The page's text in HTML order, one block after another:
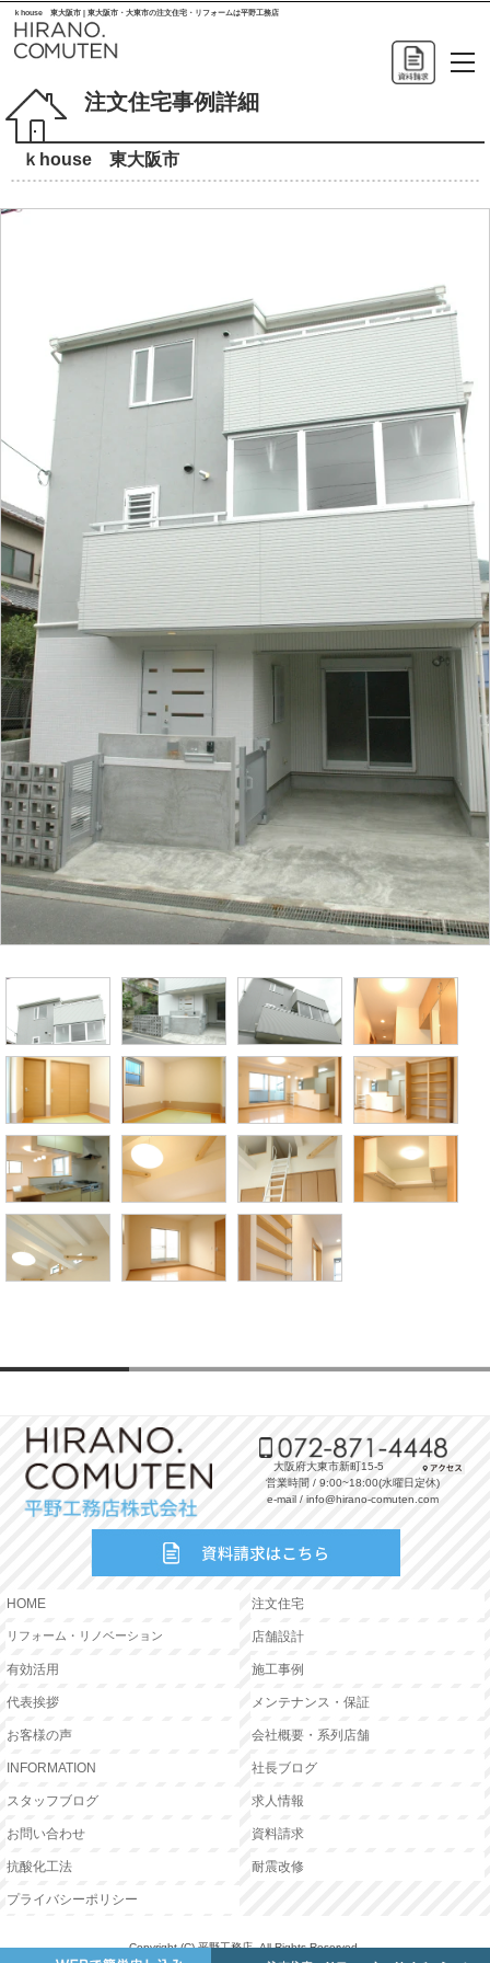
ｋhouse 東大阪市 | 東大阪市・大東市の注文住宅・リフォームは平野工務店
注文住宅事例詳細
ｋhouse 東大阪市
大阪府大東市新町15-5
営業時間 / 9:00~18:00(水曜日定休)
e-mail / info@hirano-comuten.com
HOME 注文住宅
リフォーム・リノベーション 店舗設計
有効活用 施工事例
代表挨拶 メンテナンス・保証
お客様の声 会社概要・系列店舗
INFORMATION 社長ブログ
スタッフブログ 求人情報
お問い合わせ 資料請求
抗酸化工法 耐震改修
プライバシーポリシー
Copyright (C) 平野工務店. All Rights Reserved.